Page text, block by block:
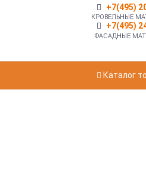
+7(495)
КРОВЕЛЬНЫЕ
+7(495)
ФАСАДНЫЕ
Каталог